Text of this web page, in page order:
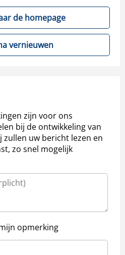
de homepage
vernieuwen
zijn voor ons
bij de ontwikkeling van
zullen uw bericht lezen en
zo snel mogelijk
opmerking